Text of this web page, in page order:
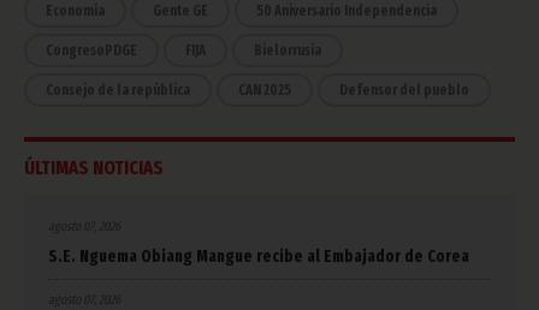
Economía Gente GE 50 Aniversario Independencia
CongresoPDGE FIJA Bielorrusia
Consejo de la república CAN 2025 Defensor del pueblo
ÚLTIMAS NOTICIAS
agosto 07, 2026
S.E. Nguema Obiang Mangue recibe al Embajador de Corea
agosto 07, 2026